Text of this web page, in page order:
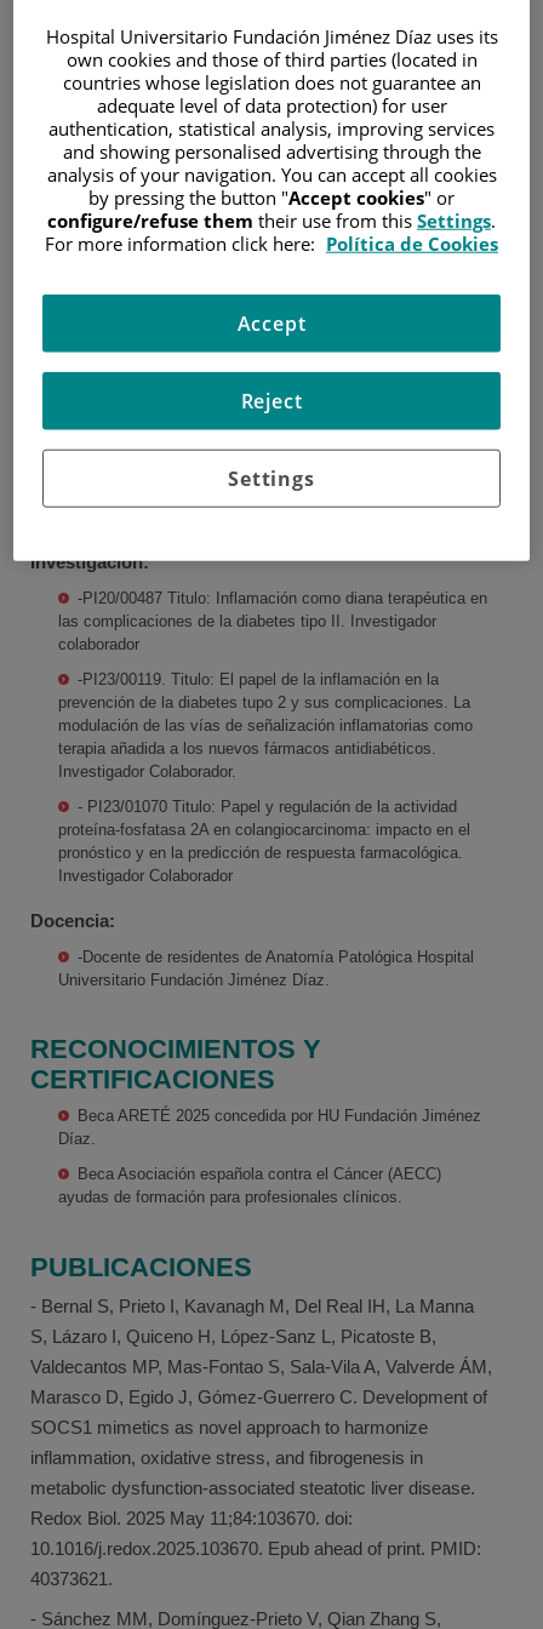
Hernan Dario
Quiceno Arias
Anatomía Patológica
Anatomía Patológica,
Clínica Universidad de
Navarra/Pamplona,
España.
Máster en Oncología
molecular, Universidad
Rey Juan Carlos/Madrid,
España
Médico adjunto del servicio de anatomía patológica,
Hospital Universitario Fundación Jiménez Díaz, desde 2015
hasta la actualidad.
Patólogo Hospital Universitario de la Luz , 2016-2023
Médico Interno residente en anatomía patológica, Clínica
Universidad de Navarra, 2011-2015.
Investigación:
-PI20/00487 Titulo: Inflamación como diana terapéutica en
las complicaciones de la diabetes tipo II. Investigador
colaborador
-PI23/00119. Titulo: El papel de la inflamación en la
prevención de la diabetes tupo 2 y sus complicaciones. La
modulación de las vías de señalización inflamatorias como
terapia añadida a los nuevos fármacos antidiabéticos.
Investigador Colaborador.
- PI23/01070 Titulo: Papel y regulación de la actividad
proteína-fosfatasa 2A en colangiocarcinoma: impacto en el
pronóstico y en la predicción de respuesta farmacológica.
Investigador Colaborador
Docencia:
-Docente de residentes de Anatomía Patológica Hospital
Universitario Fundación Jiménez Díaz.
RECONOCIMIENTOS Y
CERTIFICACIONES
Beca ARETÉ 2025 concedida por HU Fundación Jiménez
Díaz.
Beca Asociación española contra el Cáncer (AECC)
ayudas de formación para profesionales clínicos.
PUBLICACIONES
- Bernal S, Prieto I, Kavanagh M, Del Real IH, La Manna
S, Lázaro I, Quiceno H, López-Sanz L, Picatoste B,
Valdecantos MP, Mas-Fontao S, Sala-Vila A, Valverde ÁM,
Marasco D, Egido J, Gómez-Guerrero C. Development of
SOCS1 mimetics as novel approach to harmonize
inflammation, oxidative stress, and fibrogenesis in
metabolic dysfunction-associated steatotic liver disease.
Redox Biol. 2025 May 11;84:103670. doi:
10.1016/j.redox.2025.103670. Epub ahead of print. PMID:
40373621.
- Sánchez MM, Domínguez-Prieto V, Qian Zhang S,
Hospital Universitario Fundación Jiménez Díaz uses its
own cookies and those of third parties (located in
countries whose legislation does not guarantee an
adequate level of data protection) for user
authentication, statistical analysis, improving services
and showing personalised advertising through the
analysis of your navigation. You can accept all cookies
by pressing the button "Accept cookies" or
configure/refuse them their use from this Settings.
For more information click here: Política de Cookies
Settings
Reject
Accept